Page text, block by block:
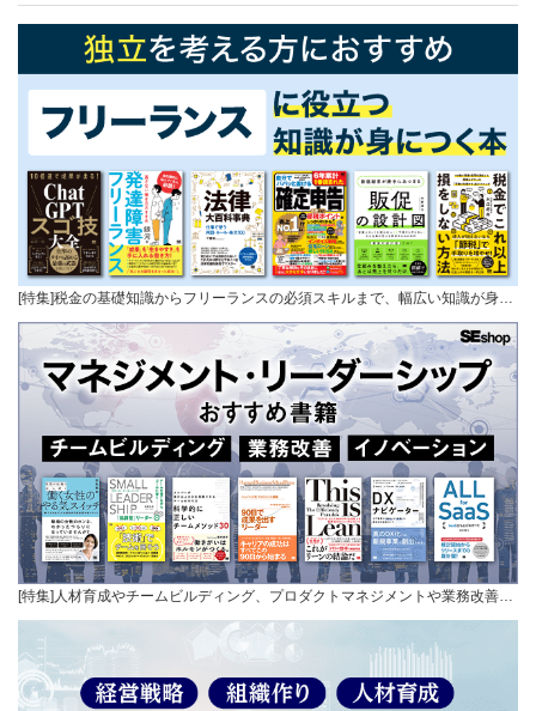
[特集]税金の基礎知識からフリーランスの必須スキルまで、幅広い知識が身…
[特集]人材育成やチームビルディング、プロダクトマネジメントや業務改善…